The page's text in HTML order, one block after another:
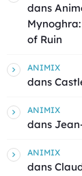
dans
of Ruin
ANIMIX
dans
ANIMIX
dans
ANIMIX
dans